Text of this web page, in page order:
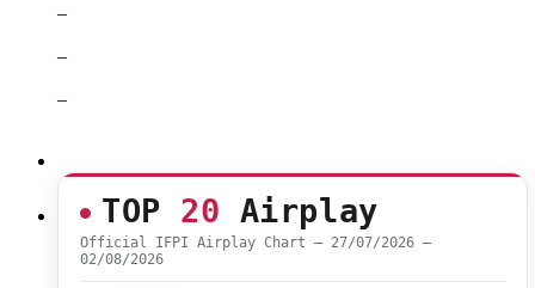
–
–
–
TOP 20 Airplay
Official IFPI Airplay Chart — 27/07/2026 –
02/08/2026